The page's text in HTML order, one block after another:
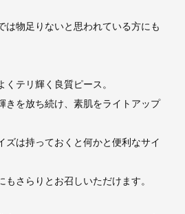
は物足りないと思われている方にも
テリ輝く良質ピース。
きを放ち続け、素肌をライトアップ
ズは持っておくと何かと便利なサイ
もさらりとお召しいただけます。